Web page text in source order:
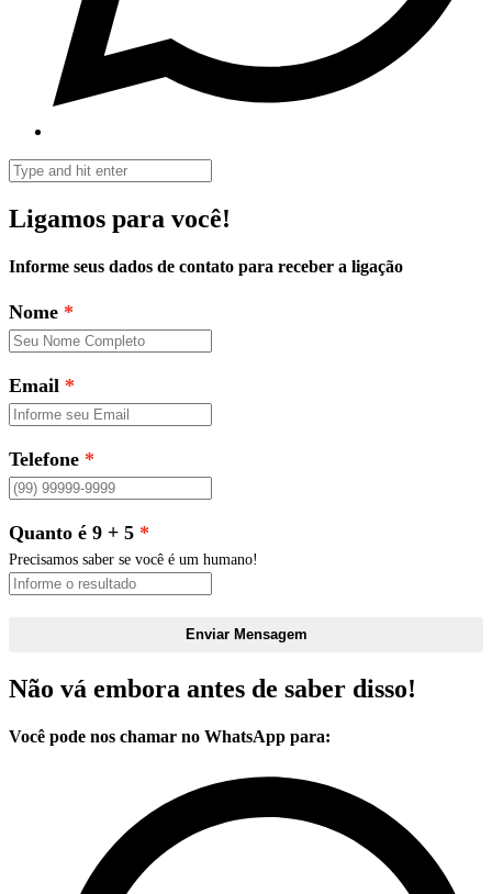
Ligamos para você!
Informe seus dados de contato para receber a ligação
Nome
Email
Telefone
Quanto é 9 + 5
Precisamos saber se você é um humano!
Enviar Mensagem
Não vá embora antes de saber disso!
Você pode nos chamar no WhatsApp para: